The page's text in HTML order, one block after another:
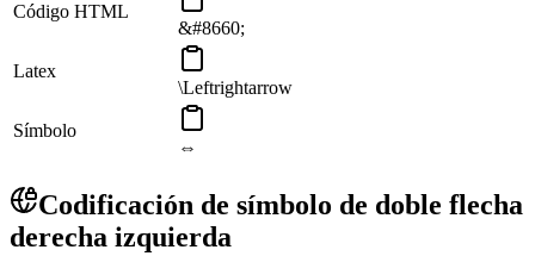
Código HTML
&#8660;
Latex
\Leftrightarrow
Símbolo
⇔
Codificación de símbolo de doble flecha
derecha izquierda